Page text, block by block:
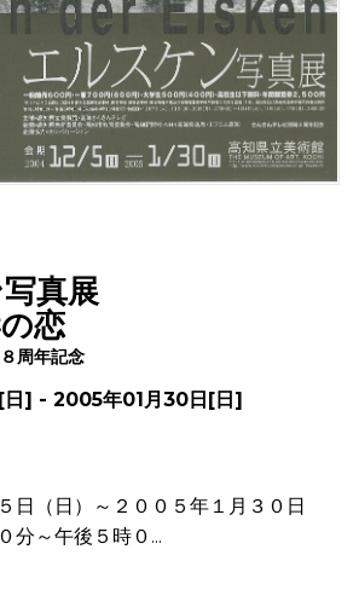
真展
恋
周年記念
] - 2005年01月30日[日]
日（日）～２００５年１月３０日
分～午後５時０...